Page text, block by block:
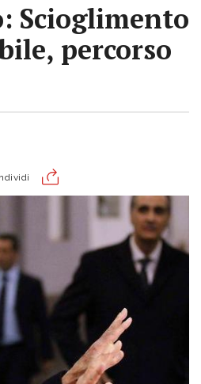
Scioglimento
percorso